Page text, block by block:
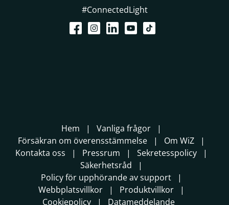
#ConnectedLight
Hem
Vanliga frågor
Försäkran om överensstämmelse
Om WiZ
Kontakta oss
Pressrum
Sekretesspolicy
Säkerhetsråd
Policy för upphörande av support
Webbplatsvillkor
Produktvillkor
Cookiepolicy
Datameddelande